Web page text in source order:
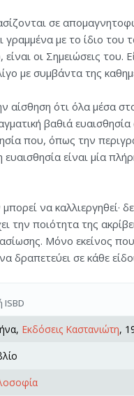
σε
με το ίδιο του
οι Σημειώσεις του.
με συμβάντα της
αίσθηση ότι όλα μέσα
βαθιά
που, όπως την
είναι μία
να καλλιεργηθεί·
την ποιότητα της
Μόνο εκείνος που
δραπετεύει σε κάθε
Εκδόσεις Καστανιώτη,